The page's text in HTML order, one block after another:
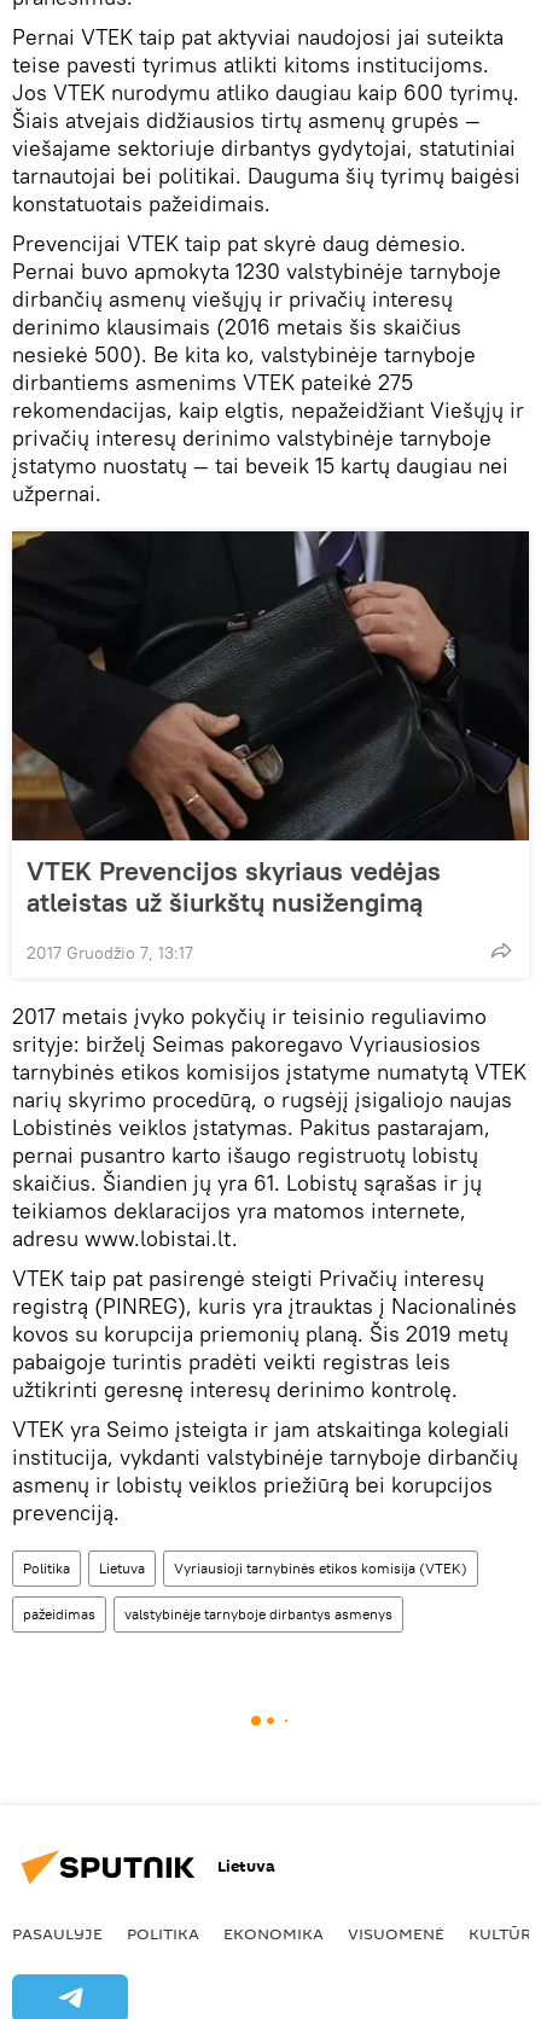
Pernai VTEK taip pat aktyviai naudojosi jai suteikta
teise pavesti tyrimus atlikti kitoms institucijoms.
Jos VTEK nurodymu atliko daugiau kaip 600 tyrimų.
Šiais atvejais didžiausios tirtų asmenų grupės —
viešajame sektoriuje dirbantys gydytojai, statutiniai
tarnautojai bei politikai. Dauguma šių tyrimų baigėsi
konstatuotais pažeidimais.
Prevencijai VTEK taip pat skyrė daug dėmesio.
Pernai buvo apmokyta 1230 valstybinėje tarnyboje
dirbančių asmenų viešųjų ir privačių interesų
derinimo klausimais (2016 metais šis skaičius
nesiekė 500). Be kita ko, valstybinėje tarnyboje
dirbantiems asmenims VTEK pateikė 275
rekomendacijas, kaip elgtis, nepažeidžiant Viešųjų ir
privačių interesų derinimo valstybinėje tarnyboje
įstatymo nuostatų — tai beveik 15 kartų daugiau nei
užpernai.
VTEK Prevencijos skyriaus vedėjas
atleistas už šiurkštų nusižengimą
2017 Gruodžio 7, 13:17
2017 metais įvyko pokyčių ir teisinio reguliavimo
srityje: birželį Seimas pakoregavo Vyriausiosios
tarnybinės etikos komisijos įstatyme numatytą VTEK
narių skyrimo procedūrą, o rugsėjį įsigaliojo naujas
Lobistinės veiklos įstatymas. Pakitus pastarajam,
pernai pusantro karto išaugo registruotų lobistų
skaičius. Šiandien jų yra 61. Lobistų sąrašas ir jų
teikiamos deklaracijos yra matomos internete,
adresu www.lobistai.lt.
VTEK taip pat pasirengė steigti Privačių interesų
registrą (PINREG), kuris yra įtrauktas į Nacionalinės
kovos su korupcija priemonių planą. Šis 2019 metų
pabaigoje turintis pradėti veikti registras leis
užtikrinti geresnę interesų derinimo kontrolę.
VTEK yra Seimo įsteigta ir jam atskaitinga kolegiali
institucija, vykdanti valstybinėje tarnyboje dirbančių
asmenų ir lobistų veiklos priežiūrą bei korupcijos
prevenciją.
Politika Lietuva Vyriausioji tarnybinės etikos komisija (VTEK)
pažeidimas valstybinėje tarnyboje dirbantys asmenys
Lietuva
PASAULYJE POLITIKA EKONOMIKA VISUOMENĖ KULTŪRA